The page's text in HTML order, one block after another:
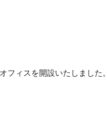
フィスを開設いたしました。